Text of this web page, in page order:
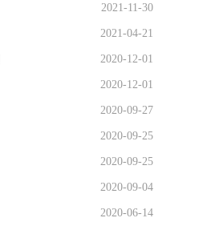
2021-11-30
2021-04-21
2020-12-01
2020-12-01
2020-09-27
2020-09-25
2020-09-25
2020-09-04
2020-06-14